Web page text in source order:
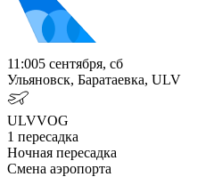
11:005 сентября, сб
Ульяновск, Баратаевка, ULV
ULVVOG
1 пересадка
Ночная пересадка
Смена аэропорта